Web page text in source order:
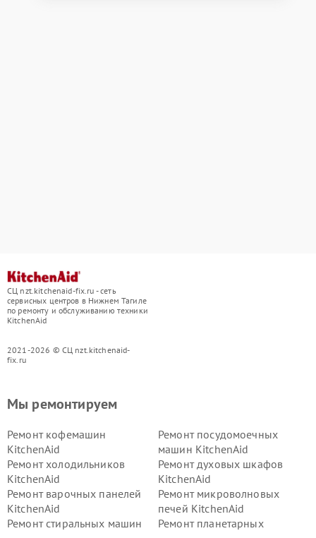
СЦ nzt.kitchenaid-fix.ru - сеть
сервисных центров в Нижнем Тагиле
по ремонту и обслуживанию техники
KitchenAid
2021-2026 © СЦ nzt.kitchenaid-
fix.ru
Мы ремонтируем
Ремонт кофемашин
KitchenAid
Ремонт посудомоечных
машин KitchenAid
Ремонт холодильников
KitchenAid
Ремонт духовых шкафов
KitchenAid
Ремонт варочных панелей
KitchenAid
Ремонт микроволновых
печей KitchenAid
Ремонт стиральных машин
Ремонт планетарных